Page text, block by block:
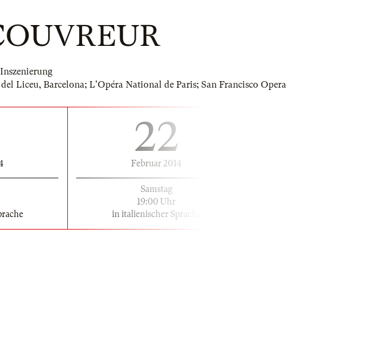
Liceu, Barcelona; L'Opéra National de Paris; San Francisco Opera
22
Februar 2014
Samstag
19:00 Uhr
in italienischer Sprache